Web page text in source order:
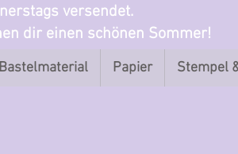
versendet.
dir einen schönen Sommer!
Bastelmaterial Papier Stempel